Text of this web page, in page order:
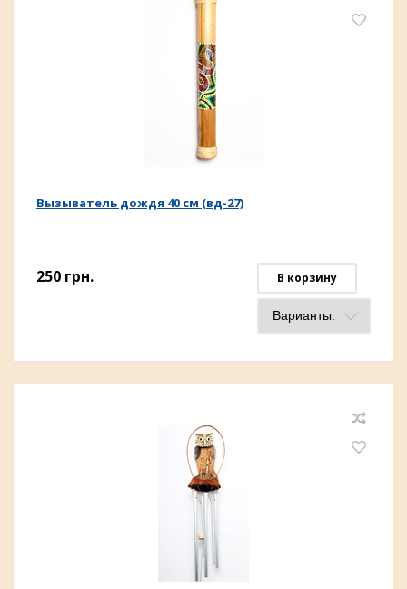
Вызыватель дождя 40 см (вд-27)
250 грн. В корзину